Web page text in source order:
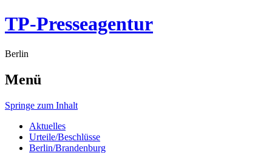
TP-Presseagentur
Berlin
Menü
Springe zum Inhalt
Aktuelles
Urteile/Beschlüsse
Berlin/Brandenburg